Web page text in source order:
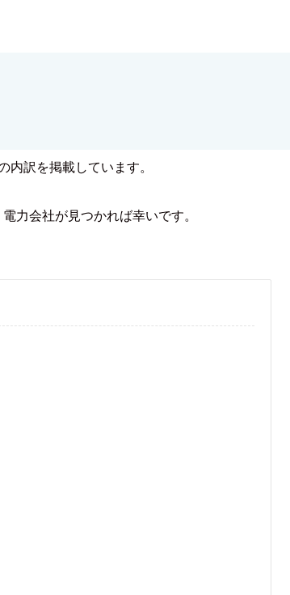
内訳を掲載しています。
力会社が見つかれば幸いです。